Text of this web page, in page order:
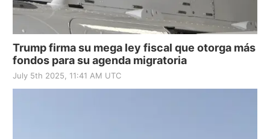
Trump firma su mega ley fiscal que otorga más
fondos para su agenda migratoria
July 5th 2025, 11:41 AM UTC